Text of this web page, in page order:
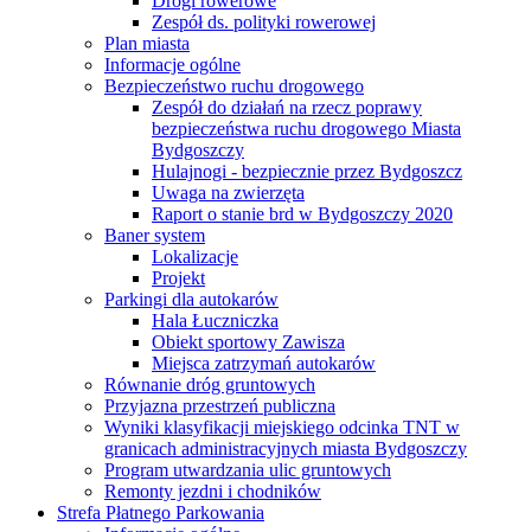
Zespół ds. polityki rowerowej
Plan miasta
Informacje ogólne
Bezpieczeństwo ruchu drogowego
Zespół do działań na rzecz poprawy
bezpieczeństwa ruchu drogowego Miasta
Bydgoszczy
Hulajnogi - bezpiecznie przez Bydgoszcz
Uwaga na zwierzęta
Raport o stanie brd w Bydgoszczy 2020
Baner system
Lokalizacje
Projekt
Parkingi dla autokarów
Hala Łuczniczka
Obiekt sportowy Zawisza
Miejsca zatrzymań autokarów
Równanie dróg gruntowych
Przyjazna przestrzeń publiczna
Wyniki klasyfikacji miejskiego odcinka TNT w
granicach administracyjnych miasta Bydgoszczy
Program utwardzania ulic gruntowych
Remonty jezdni i chodników
Strefa Płatnego Parkowania